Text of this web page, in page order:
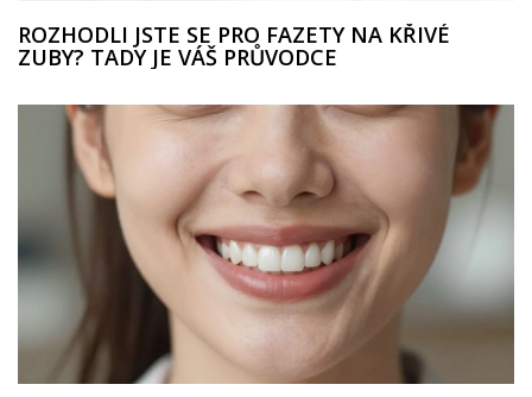
ROZHODLI JSTE SE PRO FAZETY NA KŘIVÉ
ZUBY? TADY JE VÁŠ PRŮVODCE